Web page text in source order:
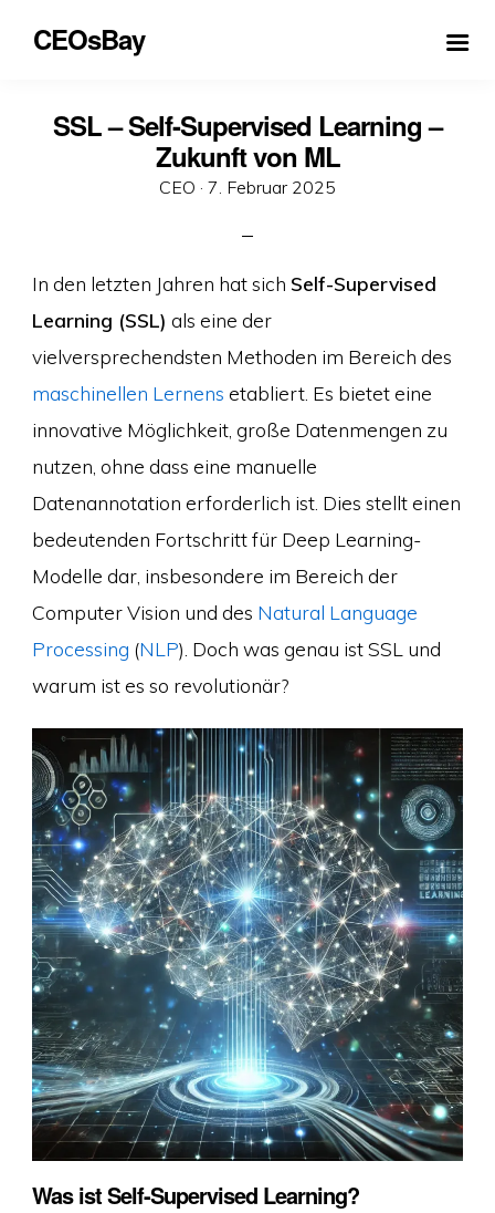
CEOsBay
SSL – Self-Supervised Learning –
Zukunft von ML
CEO · Veröffentlicht
7. Februar 2025
In den letzten Jahren hat sich Self-Supervised
Learning (SSL) als eine der
vielversprechendsten Methoden im Bereich des
maschinellen Lernens etabliert. Es bietet eine
innovative Möglichkeit, große Datenmengen zu
nutzen, ohne dass eine manuelle
Datenannotation erforderlich ist. Dies stellt einen
bedeutenden Fortschritt für Deep Learning-
Modelle dar, insbesondere im Bereich der
Computer Vision und des Natural Language
Processing (NLP). Doch was genau ist SSL und
warum ist es so revolutionär?
Was ist Self-Supervised Learning?